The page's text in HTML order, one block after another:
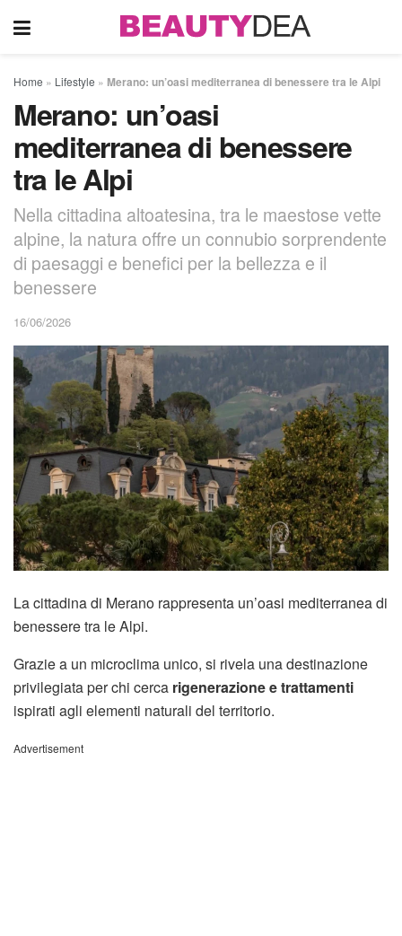
Home » Lifestyle » Merano: un’oasi mediterranea di benessere tra le Alpi
Merano: un’oasi
mediterranea di benessere
tra le Alpi
Nella cittadina altoatesina, tra le maestose vette
alpine, la natura offre un connubio sorprendente
di paesaggi e benefici per la bellezza e il
benessere
16/06/2026
La cittadina di Merano rappresenta un’oasi mediterranea di
benessere tra le Alpi.
Grazie a un microclima unico, si rivela una destinazione
privilegiata per chi cerca rigenerazione e trattamenti
ispirati agli elementi naturali del territorio.
Advertisement